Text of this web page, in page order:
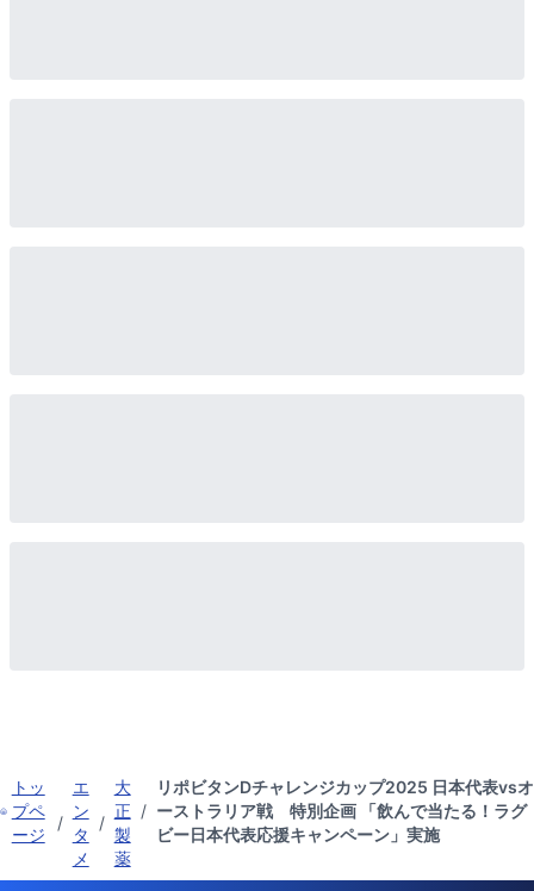
トッ
プペ
ージ
/
エ
ン
タ
メ
/
大
正
製
薬
/
リポビタンDチャレンジカップ2025 日本代表vsオ
ーストラリア戦 特別企画 「飲んで当たる！ラグ
ビー日本代表応援キャンペーン」実施